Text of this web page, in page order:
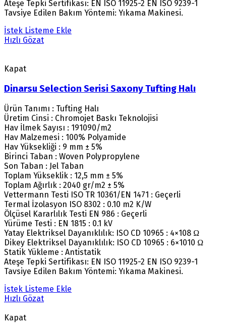
Ateşe Tepki Sertifikası: EN ISO 11925-2 EN ISO 9239-1
Tavsiye Edilen Bakım Yöntemi: Yıkama Makinesi.
İstek Listeme Ekle
Hızlı Gözat
Kapat
Dinarsu Selection Serisi Saxony Tufting Halı
Ürün Tanımı : Tufting Halı
Üretim Cinsi : Chromojet Baskı Teknolojisi
Hav İlmek Sayısı : 191090/m2
Hav Malzemesi : 100% Polyamide
Hav Yüksekliği : 9 mm ± 5%
Birinci Taban : Woven Polypropylene
Son Taban : Jel Taban
Toplam Yükseklik : 12,5 mm ± 5%
Toplam Ağırlık : 2040 gr/m2 ± 5%
Vettermann Testi ISO TR 10361/EN 1471 : Geçerli
Termal İzolasyon ISO 8302 : 0.10 m2 K/W
Ölçüsel Kararlılık Testi EN 986 : Geçerli
Yürüme Testi : EN 1815 : 0.1 kV
Yatay Elektriksel Dayanıklılık: ISO CD 10965 : 4×108 Ω
Dikey Elektriksel Dayanıklılık: ISO CD 10965 : 6×1010 Ω
Statik Yükleme : Antistatik
Ateşe Tepki Sertifikası: EN ISO 11925-2 EN ISO 9239-1
Tavsiye Edilen Bakım Yöntemi: Yıkama Makinesi.
İstek Listeme Ekle
Hızlı Gözat
Kapat